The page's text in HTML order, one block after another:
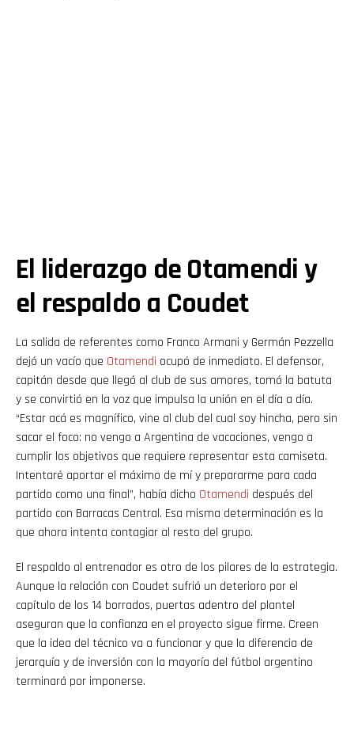
El liderazgo de Otamendi y
el respaldo a Coudet
La salida de referentes como Franco Armani y Germán Pezzella
dejó un vacío que Otamendi ocupó de inmediato. El defensor,
capitán desde que llegó al club de sus amores, tomó la batuta
y se convirtió en la voz que impulsa la unión en el día a día.
“Estar acá es magnífico, vine al club del cual soy hincha, pero sin
sacar el foco: no vengo a Argentina de vacaciones, vengo a
cumplir los objetivos que requiere representar esta camiseta.
Intentaré aportar el máximo de mí y prepararme para cada
partido como una final”, había dicho Otamendi después del
partido con Barracas Central. Esa misma determinación es la
que ahora intenta contagiar al resto del grupo.
El respaldo al entrenador es otro de los pilares de la estrategia.
Aunque la relación con Coudet sufrió un deterioro por el
capítulo de los 14 borrados, puertas adentro del plantel
aseguran que la confianza en el proyecto sigue firme. Creen
que la idea del técnico va a funcionar y que la diferencia de
jerarquía y de inversión con la mayoría del fútbol argentino
terminará por imponerse.